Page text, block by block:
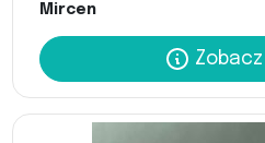
Mircen